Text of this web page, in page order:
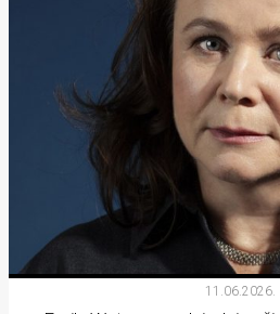
11.06.2026.